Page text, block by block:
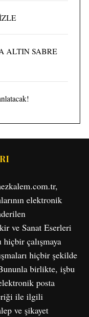
ALTIN SABRE
elektronik
ve Sanat Eserleri
hiçbir çalışmaya
hiçbir şekilde
birlikte, işbu
posta
ile ilgili
ve şikayet